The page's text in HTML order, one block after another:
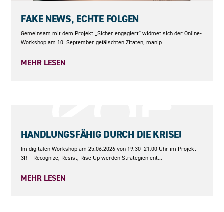
FAKE NEWS, ECHTE FOLGEN
Gemeinsam mit dem Projekt „Sicher engagiert" widmet sich der Online-
Workshop am 10. September gefälschten Zitaten, manip...
MEHR LESEN
HANDLUNGSFÄHIG DURCH DIE KRISE!
Im digitalen Workshop am 25.06.2026 von 19:30–21:00 Uhr im Projekt
3R – Recognize, Resist, Rise Up werden Strategien ent...
MEHR LESEN